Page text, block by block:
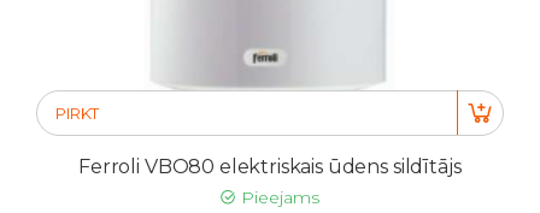
PIRKT
Ferroli VBO80 elektriskais ūdens sildītājs
Pieejams